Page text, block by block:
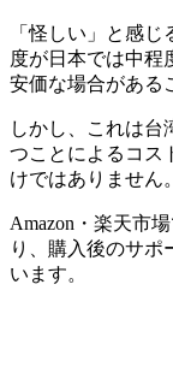
「怪しい」と感
度が日本では中程
安価な場合がある
しかし、これは台
つことによるコス
けではありません。
Amazon・楽天市
り、購入後のサポ
います。